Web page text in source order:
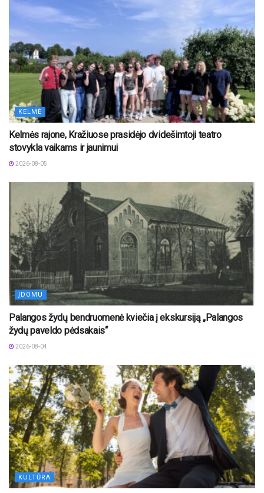
KELMĖ
Kelmės rajone, Kražiuose prasidėjo dvidešimtoji teatro
stovykla vaikams ir jaunimui
2026-08-05
ĮDOMU
Palangos žydų bendruomenė kviečia į ekskursiją „Palangos
žydų paveldo pėdsakais“
2026-08-04
KULTŪRA